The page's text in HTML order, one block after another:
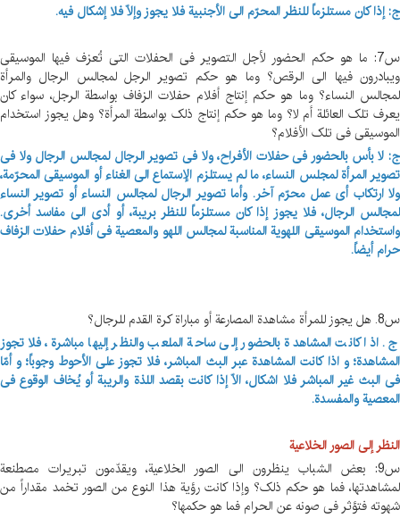
ج: إذا کان مستلزماً للنظر المحرّم الی الأجنبیة فلا یجوز وإلاّ فلا إشکال فیه.
س7: ما هو حکم الحضور لأجل التصویر فی الحفلات التی تُعزف فیها الموسیقی
ویبادرون فیها الی الرقص؟ وما هو حکم تصویر الرجل لمجالس الرجال والمرأة
لمجالس النساء؟ وما هو حکم إنتاج أفلام حفلات الزفاف بواسطة الرجل، سواء کان
یعرف تلک العائلة أم لا؟ وما هو حکم إنتاج ذلک بواسطة المرأة؟ وهل یجوز استخدام
الموسیقی فی تلک الأفلام؟
ج: لا بأس بالحضور فی حفلات الأفراح، ولا فی تصویر الرجال لمجالس الرجال ولا فی
تصویر المرأة لمجلس النساء، ما لم یستلزم الإستماع الی الغناء أو الموسیقی المحرّمة،
ولا ارتکاب أی عمل محرّم آخر. وأما تصویر الرجال لمجالس النساء أو تصویر النساء
لمجالس الرجال، فلا یجوز إذا کان مستلزماً للنظر بریبة، أو أدی الی مفاسد أخری.
واستخدام الموسیقی اللهویة المناسبة لمجالس اللهو والمعصیة فی أفلام حفلات الزفاف
حرام أیضاً.
س8. هل یجوز للمرأة مشاهدة المصارعة أو مباراة کرة القدم للرجال؟
ج. اذا کانت المشاهدة بالحضور إلی ساحة الملعب والنظر إلیها مباشرة، فلا تجوز
المشاهدة؛ و اذا کانت المشاهدة عبر البث المباشر، فلا تجوز علی الأحوط وجوباً؛ و أمّا
فی البث غیر المباشر فلا اشکال، الّا إذا کانت بقصد اللذة والریبة أو یُخاف الوقوع فی
المعصیة والمفسدة.
النظر إلی الصور الخلاعیة
س9: بعض الشباب ینظرون الی الصور الخلاعیة، ویقدّمون تبریرات مصطنعة
لمشاهدتها، فما هو حکم ذلک؟ وإذا کانت رؤیة هذا النوع من الصور تخمد مقداراً من
شهوته فتؤثر فی صونه عن الحرام فما هو حکمها؟